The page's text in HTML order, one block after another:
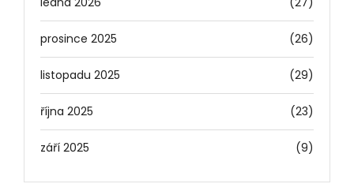
prosince 2025 (26)
listopadu 2025 (29)
října 2025 (23)
září 2025 (9)